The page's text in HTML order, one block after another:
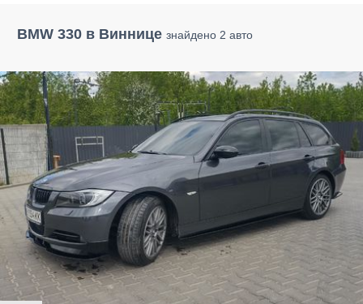
BMW 330 в Виннице знайдено 2 авто